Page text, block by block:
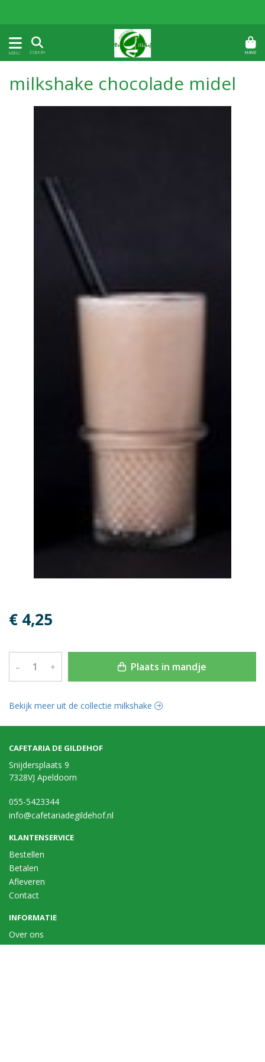
MENU ZOEKEN MAND
milkshake chocolade midel
€ 4,25
– + Plaats in mandje
Bekijk meer uit de collectie milkshake
CAFETARIA DE GILDEHOF
Snijdersplaats 9
7328VJ Apeldoorn
055-5423344
info@cafetariadegildehof.nl
KLANTENSERVICE
Bestellen
Betalen
Afleveren
Contact
INFORMATIE
Over ons
Privacy en veiligheid